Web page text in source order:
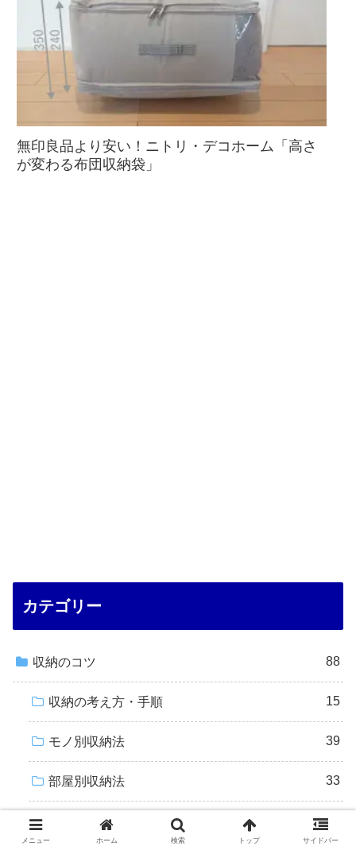
無印良品より安い！ニトリ・デコホーム「高さ
が変わる布団収納袋」
カテゴリー
収納のコツ 88
収納の考え方・手順 15
モノ別収納法 39
部屋別収納法 33
キッチン 12
メニュー ホーム 検索 トップ サイドバー